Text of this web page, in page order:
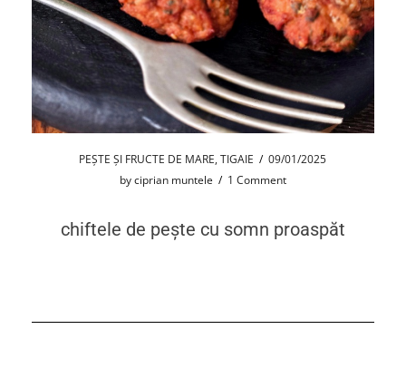
PEȘTE ȘI FRUCTE DE MARE,TIGAIE / 09/01/2025
byciprian muntele / 1 Comment
chiftele de pește cu somn proaspăt